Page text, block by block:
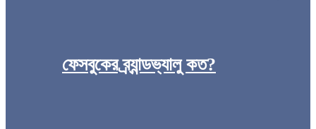
ফেসবুকের ব্র্যান্ডভ্যালু কত?